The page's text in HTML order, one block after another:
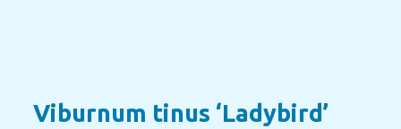
Viburnum tinus ‘Ladybird’